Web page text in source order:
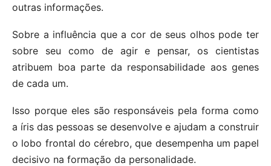
outras informações.
Sobre a influência que a cor de seus olhos pode ter
sobre seu como de agir e pensar, os cientistas
atribuem boa parte da responsabilidade aos genes
de cada um.
Isso porque eles são responsáveis pela forma como
a íris das pessoas se desenvolve e ajudam a construir
o lobo frontal do cérebro, que desempenha um papel
decisivo na formação da personalidade.